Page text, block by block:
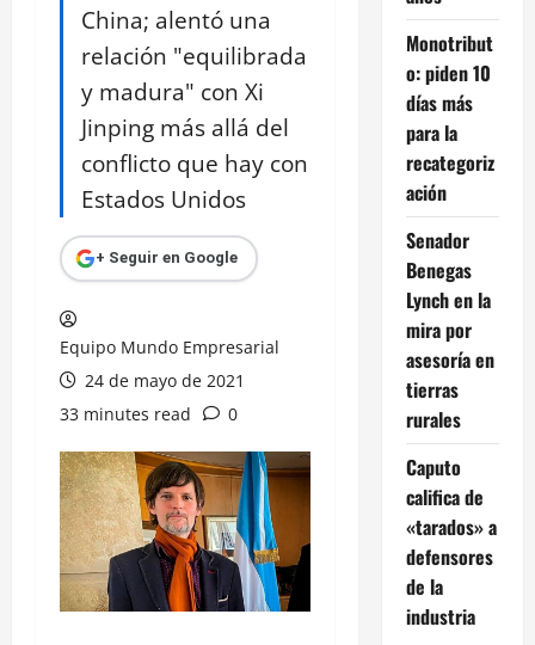
China; alentó una
relación "equilibrada
y madura" con Xi
Jinping más allá del
conflicto que hay con
Estados Unidos
+ Seguir en Google
Equipo Mundo Empresarial
24 de mayo de 2021
33 minutes read
0
Monotribut
o: piden 10
días más
para la
recategoriz
ación
Senador
Benegas
Lynch en la
mira por
asesoría en
tierras
rurales
Caputo
califica de
«tarados» a
defensores
de la
industria